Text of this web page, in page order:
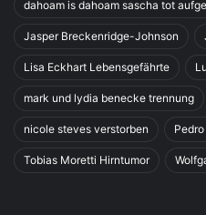
dahoam is dahoam sascha tot
Jasper Breckenridge-Johnson
Lisa Eckhart Lebensgefährte
mark und lydia benecke trennung
nicole steves verstorben
Tobias Moretti Hirntumor